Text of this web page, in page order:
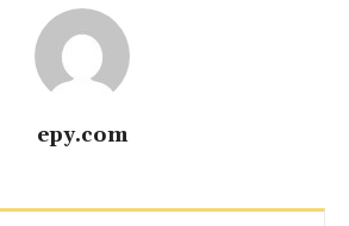
epy.com